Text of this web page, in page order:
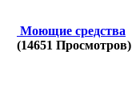
Моющие средства
(14651 Просмотров)